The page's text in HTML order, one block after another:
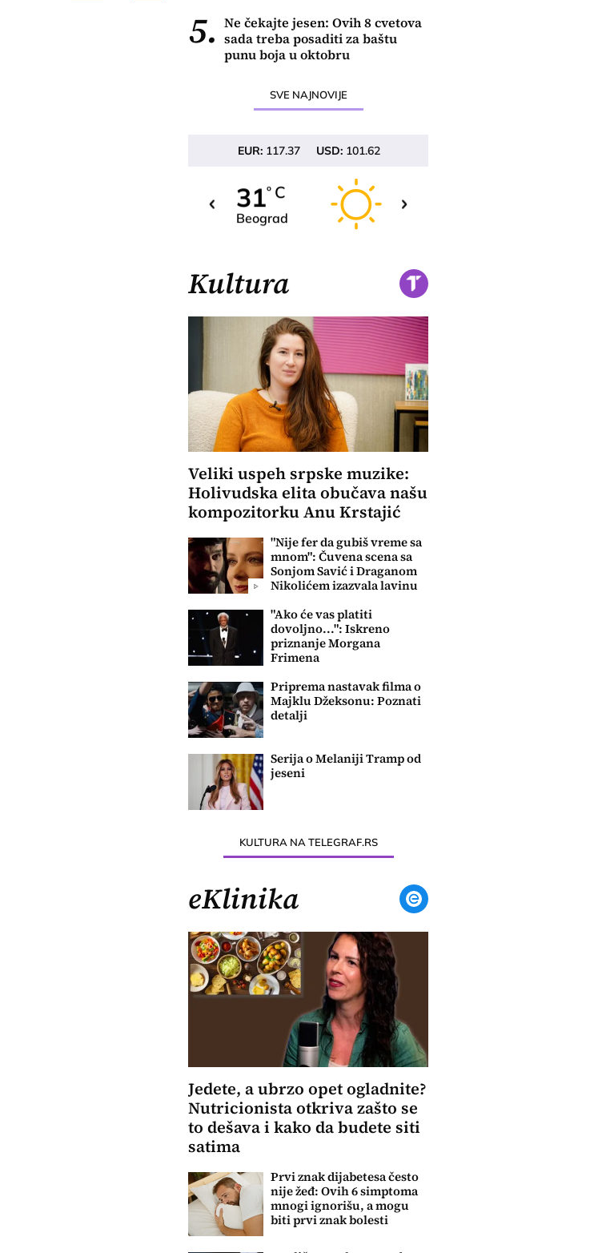
5. Ne čekajte jesen: Ovih 8 cvetova
sada treba posaditi za baštu
punu boja u oktobru
SVE NAJNOVIJE
EUR: 117.37 USD: 101.62
31o C
Beograd
Kultura
Veliki uspeh srpske muzike:
Holivudska elita obučava našu
kompozitorku Anu Krstajić
"Nije fer da gubiš vreme sa
mnom": Čuvena scena sa
Sonjom Savić i Draganom
Nikolićem izazvala lavinu
"Ako će vas platiti
dovoljno...": Iskreno
priznanje Morgana
Frimena
Priprema nastavak filma o
Majklu Džeksonu: Poznati
detalji
Serija o Melaniji Tramp od
jeseni
KULTURA NA TELEGRAF.RS
eKlinika
Jedete, a ubrzo opet ogladnite?
Nutricionista otkriva zašto se
to dešava i kako da budete siti
satima
Prvi znak dijabetesa često
nije žeđ: Ovih 6 simptoma
mnogi ignorišu, a mogu
biti prvi znak bolesti